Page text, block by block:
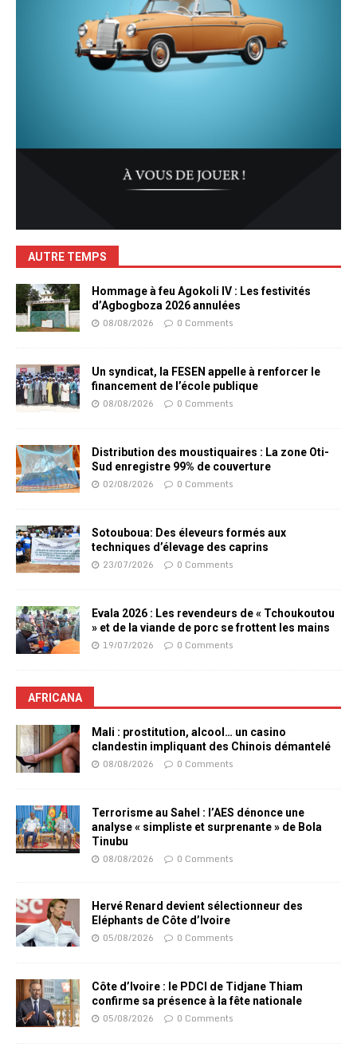
AUTRE TEMPS
Hommage à feu Agokoli IV : Les festivités
d’Agbogboza 2026 annulées
08/08/2026 0 Comments
Un syndicat, la FESEN appelle à renforcer le
financement de l’école publique
08/08/2026 0 Comments
Distribution des moustiquaires : La zone Oti-
Sud enregistre 99% de couverture
02/08/2026 0 Comments
Sotouboua: Des éleveurs formés aux
techniques d’élevage des caprins
23/07/2026 0 Comments
Evala 2026 : Les revendeurs de « Tchoukoutou
» et de la viande de porc se frottent les mains
19/07/2026 0 Comments
AFRICANA
Mali : prostitution, alcool… un casino
clandestin impliquant des Chinois démantelé
08/08/2026 0 Comments
Terrorisme au Sahel : l’AES dénonce une
analyse « simpliste et surprenante » de Bola
Tinubu
08/08/2026 0 Comments
Hervé Renard devient sélectionneur des
Eléphants de Côte d’Ivoire
05/08/2026 0 Comments
Côte d’Ivoire : le PDCI de Tidjane Thiam
confirme sa présence à la fête nationale
05/08/2026 0 Comments